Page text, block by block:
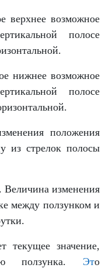
верхнее возможное
полосе
нижнее возможное
полосе
положения
из стрелок полосы
. Величина изменения
между ползунком и
текущее значение,
ползунка. Это